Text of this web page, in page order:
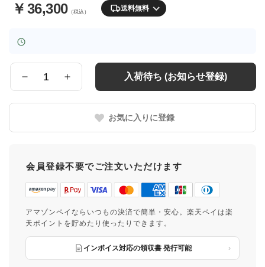
￥ 36,300（税込） 送料無料
量
入荷待ち (お知らせ登録)
お気に入りに登録
会員登録不要でご注文いただけます
アマゾンペイならいつもの決済で簡単・安心。楽天ペイは楽
天ポイントを貯めたり使ったりできます。
インボイス対応の領収書 発行可能